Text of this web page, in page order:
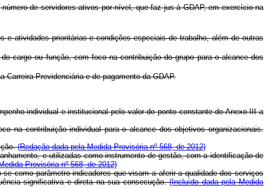
de servidores ativos por nível, que faz jus à GDAP, em exercício na
atividades prioritárias e condições especiais de trabalho, além de outras
cargo ou função, com foco na contribuição do grupo para o alcance dos
Previdenciária e de pagamento da GDAP.
individual e institucional pelo valor do ponto constante do Anexo III a
na contribuição individual para o alcance dos objetivos organizacionais.
(Redação dada pela Medida Provisória nº 568, de 2012)
e utilizadas como instrumento de gestão, com a identificação de
Provisória nº 568, de 2012)
como parâmetro indicadores que visam a aferir a qualidade dos serviços
significativa e direta na sua consecução.(Incluído dada pela Medida